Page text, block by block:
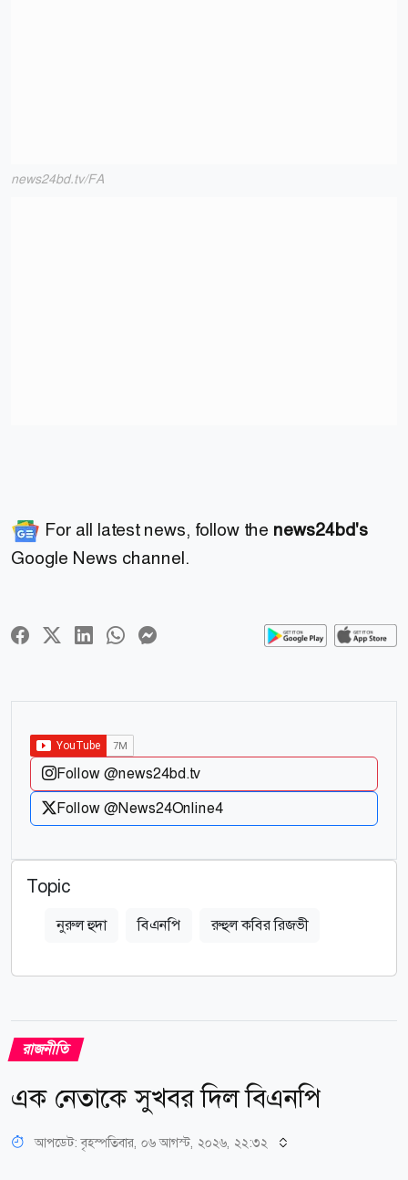
news24bd.tv/FA
For all latest news, follow the news24bd's
Google News channel.
Follow @news24bd.tv
Follow @News24Online4
Topic
নুরুল হুদা বিএনপি রুহুল কবির রিজভী
রাজনীতি
এক নেতাকে সুখবর দিল বিএনপি
আপডেট: বৃহস্পতিবার, ০৬ আগস্ট, ২০২৬, ২২:৩২